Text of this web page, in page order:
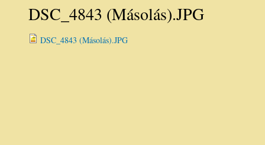
DSC_4843 (Másolás).JPG
DSC_4843 (Másolás).JPG